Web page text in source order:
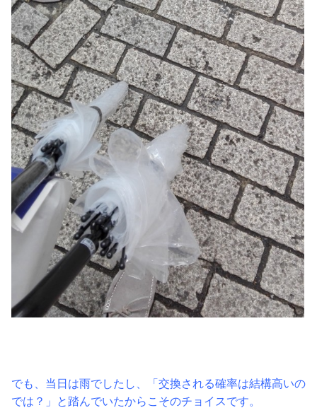
でも、当日は雨でしたし、「交換される確率は結構高いの
では？」と踏んでいたからこそのチョイスです。